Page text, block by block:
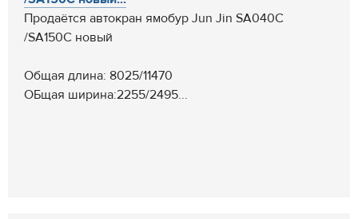
Продаётся автокран ямобур Jun Jin SA040C
/SA150C новый
Общая длина: 8025/11470
ОБщая ширина:2255/2495...